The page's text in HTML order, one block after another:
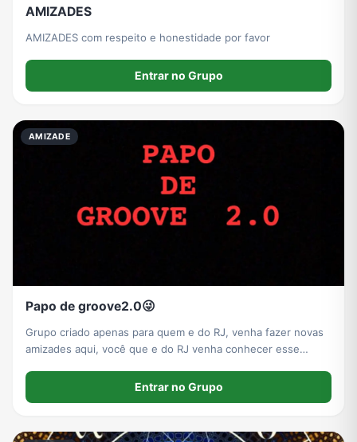
AMIZADES
AMIZADES com respeito e honestidade por favor
Entrar no Grupo
AMIZADE
Papo de groove2.0😜
Grupo criado apenas para quem e do RJ, venha fazer novas
amizades aqui, você que e do RJ venha conhecer esse
Entrar no Grupo